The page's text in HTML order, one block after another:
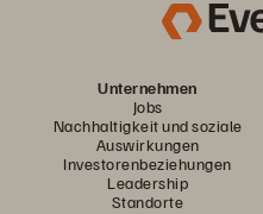
Unternehmen
Jobs
Nachhaltigkeit und soziale
Auswirkungen
Investorenbeziehungen
Leadership
Standorte